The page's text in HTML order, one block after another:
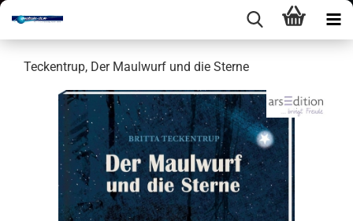
Te­cken­trup, Der Maul­wurf und die Ster­ne